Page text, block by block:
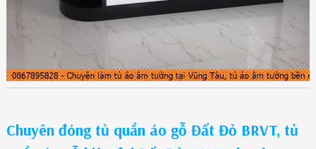
Chuyên đóng tủ quần áo gỗ Đất Đỏ BRVT, tủ